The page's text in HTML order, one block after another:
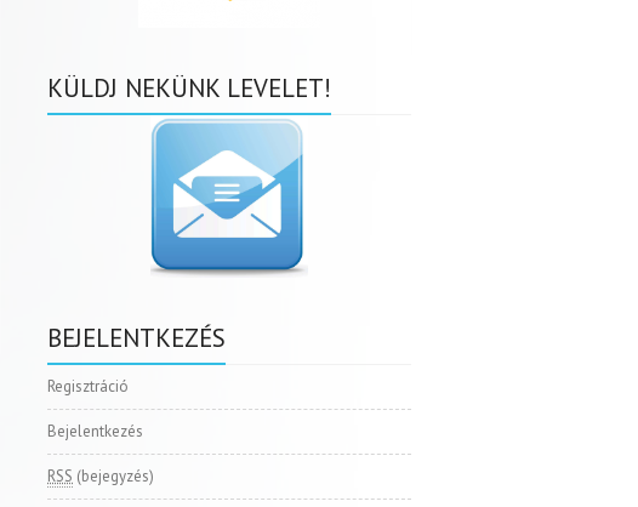
KÜLDJ NEKÜNK LEVELET!
BEJELENTKEZÉS
Regisztráció
Bejelentkezés
RSS (bejegyzés)